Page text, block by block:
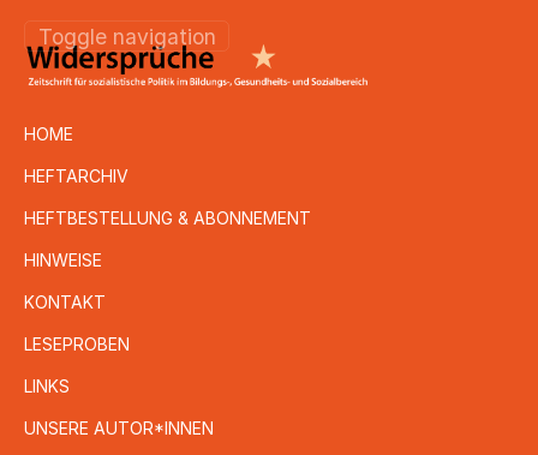
Toggle navigation
HOME
HEFTARCHIV
HEFTBESTELLUNG & ABONNEMENT
HINWEISE
KONTAKT
LESEPROBEN
LINKS
UNSERE AUTOR*INNEN